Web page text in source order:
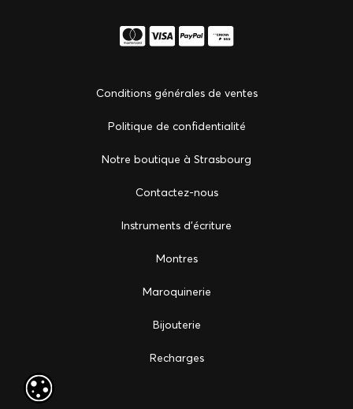
Conditions générales de ventes
Politique de confidentialité
Notre boutique à Strasbourg
Сontactez-nous
Instruments d'écriture
Montres
Maroquinerie
Bijouterie
Recharges